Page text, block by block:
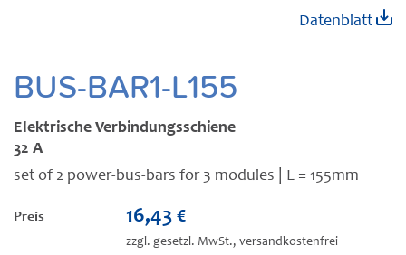
BUS-BAR1-L155
Elektrische Verbindungsschiene
32 A
set of 2 power-bus-bars for 3 modules | L = 155mm
Datenblatt
Preis 16,43 €
zzgl. gesetzl. MwSt., versandkostenfrei
Bildgalerie
springen